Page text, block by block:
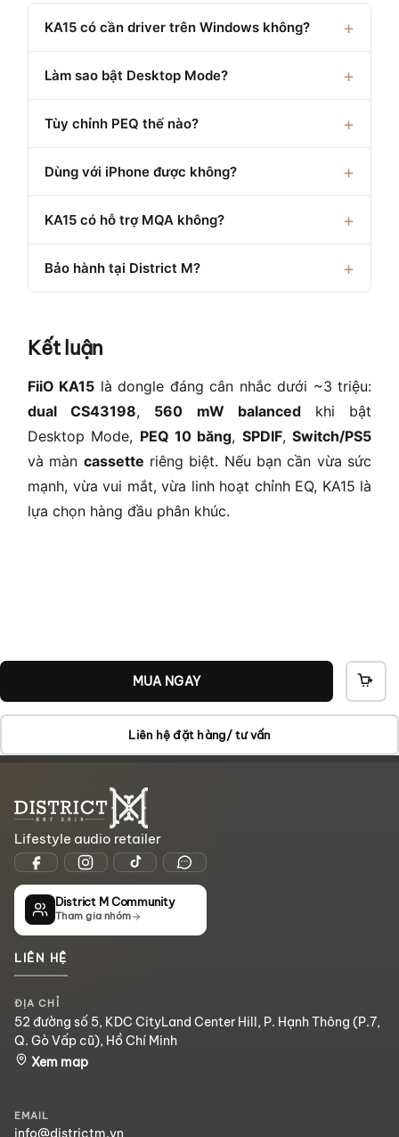
KA15 có cần driver trên Windows không?
Làm sao bật Desktop Mode?
Tùy chỉnh PEQ thế nào?
Dùng với iPhone được không?
KA15 có hỗ trợ MQA không?
Bảo hành tại District M?
Kết luận
FiiO KA15 là dongle đáng cân nhắc dưới ~3 triệu:
dual CS43198, 560 mW balancedkhi bật
Desktop Mode, PEQ 10 băng, SPDIF,Switch/PS5
và màn cassette riêng biệt. Nếu bạn cần vừa sức
mạnh, vừa vui mắt, vừa linh hoạt chỉnh EQ, KA15 là
lựa chọn hàng đầu phân khúc.
MUA NGAY
VÀO
Liên hệ đặt hàng/ tư vấn
Lifestyle audio retailer
District M Community
Tham gia nhóm
LIÊN HỆ
ĐỊA CHỈ
52 đường số 5, KDC CityLand Center Hill, P. Hạnh Thông (P.7,
Q. Gò Vấp cũ), Hồ Chí Minh
Xem map
EMAIL
info@districtm.vn